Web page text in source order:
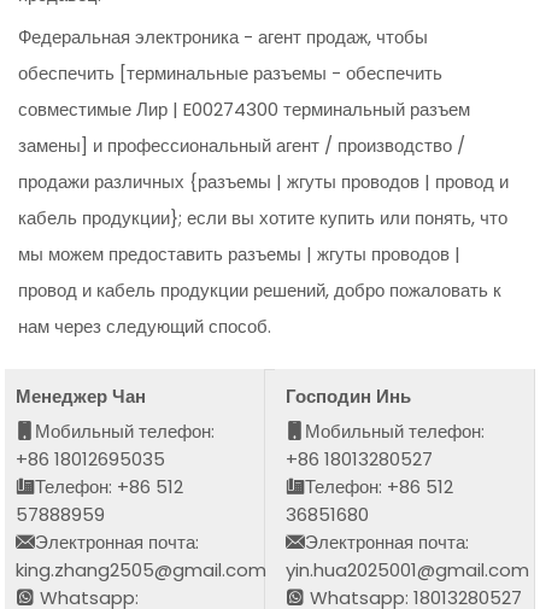
Федеральная электроника - агент продаж, чтобы
обеспечить [терминальные разъемы - обеспечить
совместимые Лир | E00274300 терминальный разъем
замены] и профессиональный агент / производство /
продажи различных {разъемы | жгуты проводов | провод и
кабель продукции}; если вы хотите купить или понять, что
мы можем предоставить разъемы | жгуты проводов |
провод и кабель продукции решений, добро пожаловать к
нам через следующий способ.
Менеджер Чан
Мобильный телефон:
+86 18012695035
Телефон: +86 512
57888959
Электронная почта:
king.zhang2505@gmail.com
Whatsapp:
Господин Инь
Мобильный телефон:
+86 18013280527
Телефон: +86 512
36851680
Электронная почта:
yin.hua2025001@gmail.com
Whatsapp: 18013280527